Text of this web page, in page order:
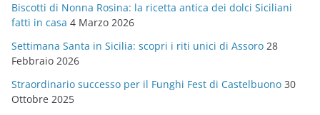
i
e
Biscotti di Nonna Rosina: la ricetta antica dei dolci Siciliani
fatti in casa 4 Marzo 2026
Settimana Santa in Sicilia: scopri i riti unici di Assoro 28
Febbraio 2026
Straordinario successo per il Funghi Fest di Castelbuono 30
Ottobre 2025